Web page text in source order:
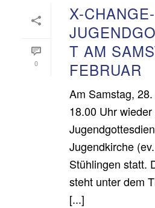
0
X-CHANGE-
T AM
FEBRUAR
Am Samstag,
18.00 Uhr
Jugendkirche
Stühlingen statt.
steht unter dem
[...]